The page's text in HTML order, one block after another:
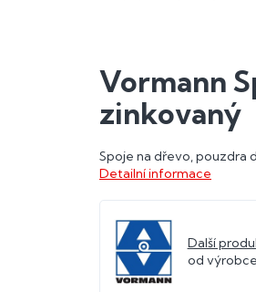
Vormann
zinkovaný
Spoje na dřevo, pouzdra
Detailní informace
Další
od